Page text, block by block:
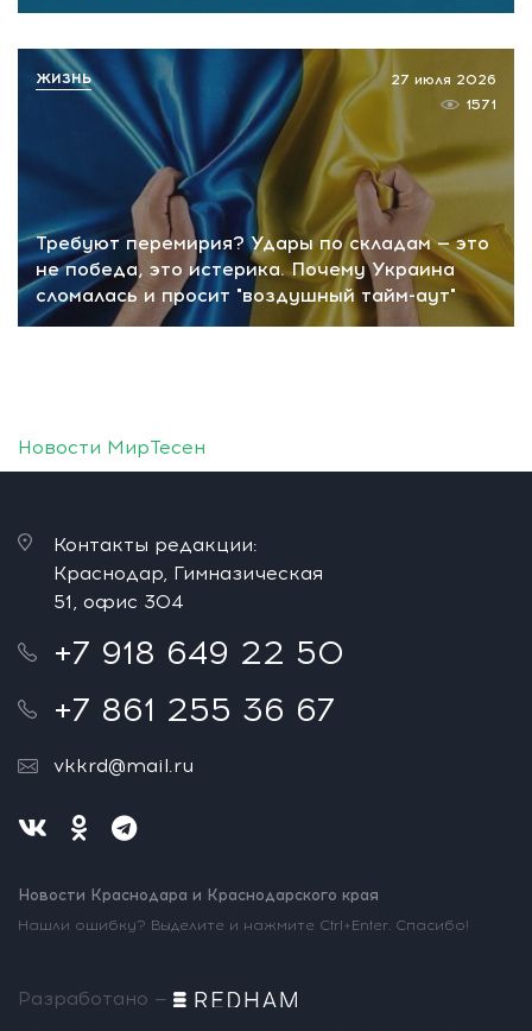
Требуют перемирия? Удары по складам — это
не победа, это истерика. Почему Украина
сломалась и просит "воздушный тайм-аут"
27 июля 2026
1571
ЖИЗНЬ
Новости МирТесен
Контакты редакции:
Краснодар, Гимназическая
51, офис 304
+7 918 649 22 50
+7 861 255 36 67
vkkrd@mail.ru
Новости Краснодара и Краснодарского края
Нашли ошибку? Выделите и нажмите Ctrl+Enter. Спасибо!
Разработано —